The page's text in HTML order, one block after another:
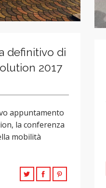
definitivo di
2017
appuntamento
la conferenza
mobilità